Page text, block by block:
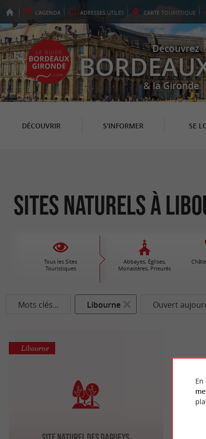
L'AGENDA ADRESSES UTILES CARTE TOURISTIQUE
Découvrez
& la Gironde
DÉCOUVRIR S'INFORMER SE
Sites Naturels à
Tous les Sites
Touristiques
Abbayes, Églises,
Monastères, Prieurés
Mots clés... Libourne Ouvert
Libourne